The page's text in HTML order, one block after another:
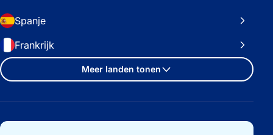
Spanje
Frankrijk
Meer landen tonen
Belangrijke links